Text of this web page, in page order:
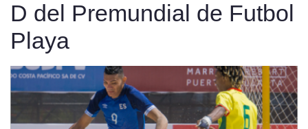
D del Premundial de Futbol
Playa